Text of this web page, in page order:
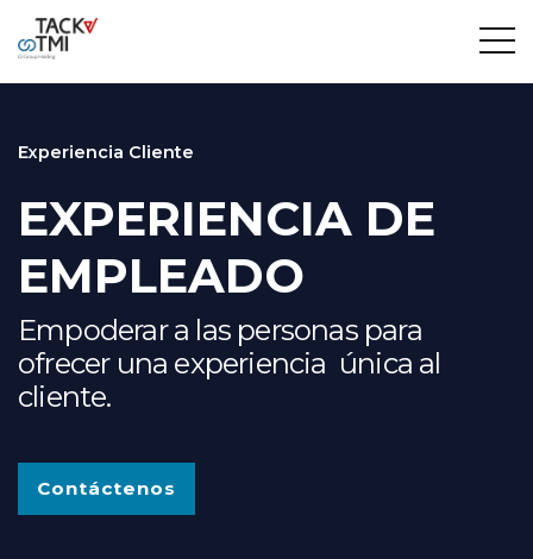
Experiencia Cliente
EXPERIENCIA DE
EMPLEADO
Empoderar a las personas para
ofrecer una experiencia única al
cliente.
Contáctenos